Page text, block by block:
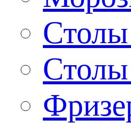
Столы